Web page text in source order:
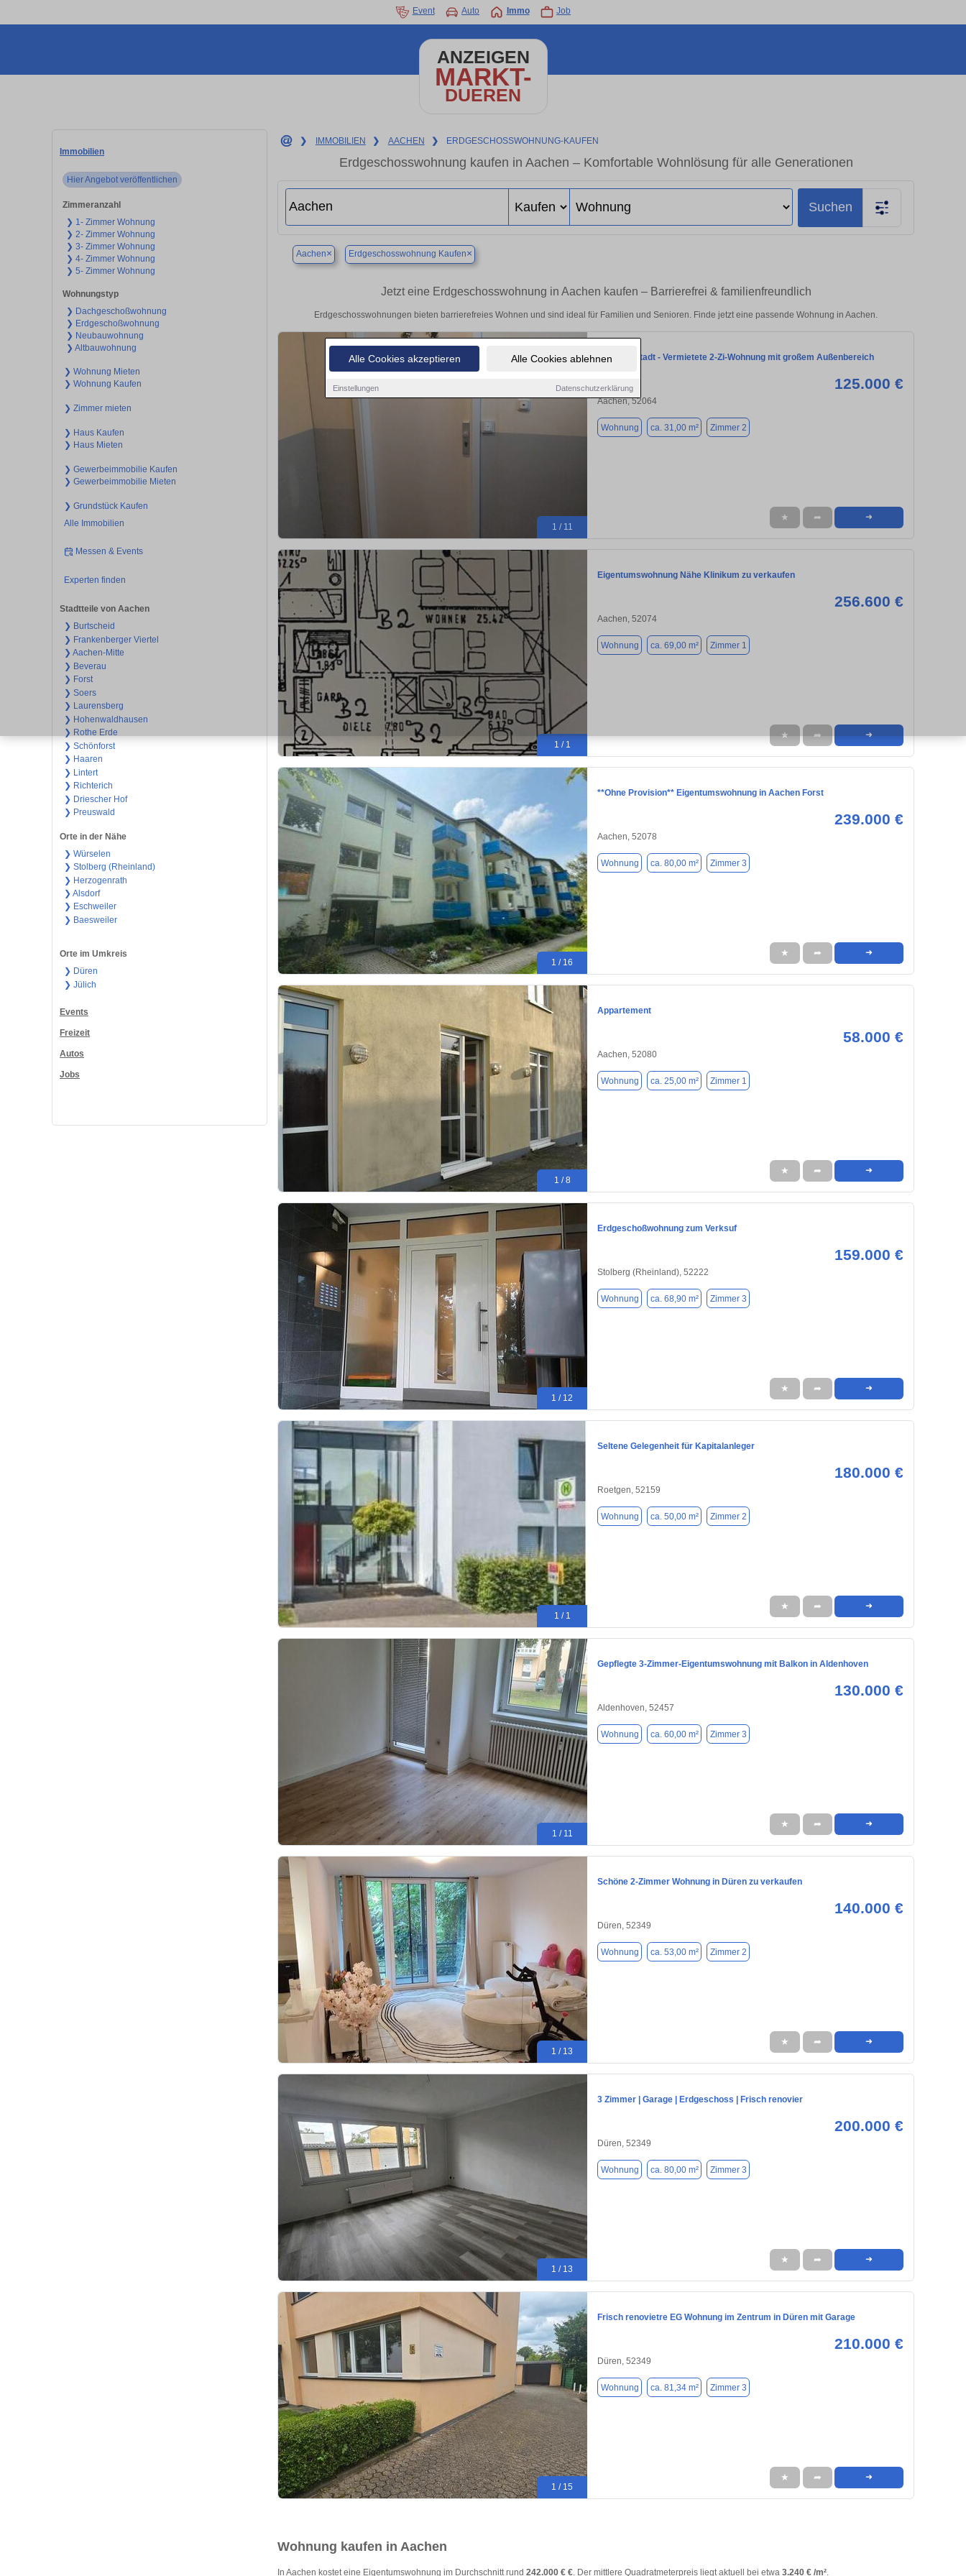
Alle Cookies akzeptieren Alle Cookies ablehnen
Einstellungen Datenschutzerklärung
Event Auto Immo Job
ANZEIGEN
MARKT-
DUEREN
Immobilien
Hier Angebot veröffentlichen
Zimmeranzahl
❯ 1- Zimmer Wohnung
❯ 2- Zimmer Wohnung
❯ 3- Zimmer Wohnung
❯ 4- Zimmer Wohnung
❯ 5- Zimmer Wohnung
Wohnungstyp
❯ Dachgeschoßwohnung
❯ Erdgeschoßwohnung
❯ Neubauwohnung
❯ Altbauwohnung
❯ Wohnung Mieten
❯ Wohnung Kaufen
❯ Zimmer mieten
❯ Haus Kaufen
❯ Haus Mieten
❯ Gewerbeimmobilie Kaufen
❯ Gewerbeimmobilie Mieten
❯ Grundstück Kaufen
Alle Immobilien
Messen & Events
Experten finden
Stadtteile von Aachen
❯ Burtscheid
❯ Frankenberger Viertel
❯ Aachen-Mitte
❯ Beverau
❯ Forst
❯ Soers
❯ Laurensberg
❯ Hohenwaldhausen
❯ Rothe Erde
❯ Schönforst
❯ Haaren
❯ Lintert
❯ Richterich
❯ Driescher Hof
❯ Preuswald
Orte in der Nähe
❯ Würselen
❯ Stolberg (Rheinland)
❯ Herzogenrath
❯ Alsdorf
❯ Eschweiler
❯ Baesweiler
Orte im Umkreis
❯ Düren
❯ Jülich
Events
Freizeit
Autos
Jobs
❯ IMMOBILIEN ❯ AACHEN ❯ ERDGESCHOSSWOHNUNG-KAUFEN
Erdgeschosswohnung kaufen in Aachen – Komfortable Wohnlösung für alle Generationen
Suchen
Aachen× Erdgeschosswohnung Kaufen×
Jetzt eine Erdgeschosswohnung in Aachen kaufen – Barrierefrei & familienfreundlich
Erdgeschosswohnungen bieten barrierefreies Wohnen und sind ideal für Familien und Senioren. Finde jetzt eine passende Wohnung in Aachen.
1 / 11
AC Innenstadt - Vermietete 2-Zi-Wohnung mit großem Außenbereich
125.000 €
Aachen, 52064
Wohnung ca. 31,00 m² Zimmer 2
★ ➦ ➜
1 / 1
Eigentumswohnung Nähe Klinikum zu verkaufen
256.600 €
Aachen, 52074
Wohnung ca. 69,00 m² Zimmer 1
★ ➦ ➜
1 / 16
**Ohne Provision** Eigentumswohnung in Aachen Forst
239.000 €
Aachen, 52078
Wohnung ca. 80,00 m² Zimmer 3
★ ➦ ➜
1 / 8
Appartement
58.000 €
Aachen, 52080
Wohnung ca. 25,00 m² Zimmer 1
★ ➦ ➜
1 / 12
Erdgeschoßwohnung zum Verksuf
159.000 €
Stolberg (Rheinland), 52222
Wohnung ca. 68,90 m² Zimmer 3
★ ➦ ➜
1 / 1
Seltene Gelegenheit für Kapitalanleger
180.000 €
Roetgen, 52159
Wohnung ca. 50,00 m² Zimmer 2
★ ➦ ➜
1 / 11
Gepflegte 3-Zimmer-Eigentumswohnung mit Balkon in Aldenhoven
130.000 €
Aldenhoven, 52457
Wohnung ca. 60,00 m² Zimmer 3
★ ➦ ➜
1 / 13
Schöne 2-Zimmer Wohnung in Düren zu verkaufen
140.000 €
Düren, 52349
Wohnung ca. 53,00 m² Zimmer 2
★ ➦ ➜
1 / 13
3 Zimmer | Garage | Erdgeschoss | Frisch renovier
200.000 €
Düren, 52349
Wohnung ca. 80,00 m² Zimmer 3
★ ➦ ➜
1 / 15
Frisch renovietre EG Wohnung im Zentrum in Düren mit Garage
210.000 €
Düren, 52349
Wohnung ca. 81,34 m² Zimmer 3
★ ➦ ➜
Wohnung kaufen in Aachen
In Aachen kostet eine Eigentumswohnung im Durchschnitt rund 242.000 € €. Der mittlere Quadratmeterpreis liegt aktuell bei etwa 3.240 € /m².